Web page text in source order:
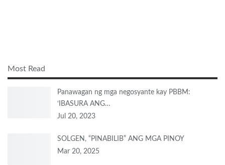
Most Read
Panawagan ng mga negosyante kay PBBM:
‘IBASURA ANG…
Jul 20, 2023
SOLGEN, “PINABILIB” ANG MGA PINOY
Mar 20, 2025